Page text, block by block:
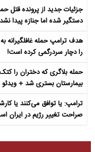
جزئیات جدید از پرونده قتل
دستگیر شده اما جنازه پیدا
هدف ترامپ حمله غافلگیرانه
را دچار سردرگمی کرده است!
حمله بلاگری که دختران را
بیمارستان بستری شد + ویدئو
ترامپ: یا توافق می‌کنند یا
صراحت تغییر رژیم در ایران